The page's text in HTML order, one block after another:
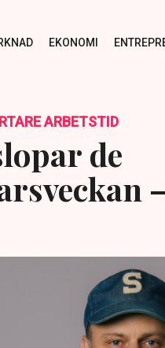
EKONOMI
ARBETSTID
de